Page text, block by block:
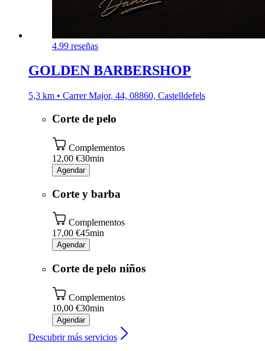
4.99 reseñas
GOLDEN BARBERSHOP
5,3 km • Carrer Major, 44, 08860, Castelldefels
Corte de pelo
Complementos
12,00 €30min
Agendar
Corte y barba
Complementos
17,00 €45min
Agendar
Corte de pelo niños
Complementos
10,00 €30min
Agendar
Descubrir más servicios